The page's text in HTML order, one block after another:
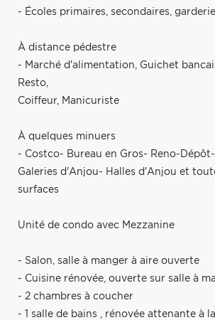
- Écoles primaires, secondaires,
À distance pédestre
- Marché d'alimentation, Guichet
Resto,
Coiffeur, Manicuriste
À quelques minuers
- Costco- Bureau en Gros- Reno-
Galeries d'Anjou- Halles d'Anjou et
surfaces
Unité de condo avec Mezzanine
- Salon, salle à manger à aire ouverte
- Cuisine rénovée, ouverte sur salle à
- 2 chambres à coucher
- 1 salle de bains , rénovée attenante à